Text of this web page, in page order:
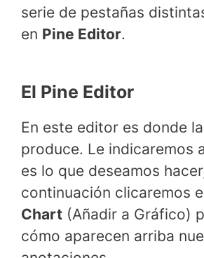
serie de pestañas
en Pine Editor.
El Pine Editor
En este editor es donde
produce. Le indicaremos
es lo que deseamos
continuación clicaremos
Chart (Añadir a Gráfico)
cómo aparecen arriba